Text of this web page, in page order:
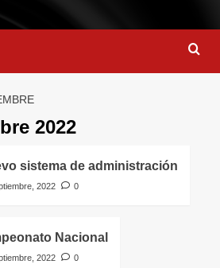
2022
sistema de administración
2022
0
Nacional
2022
0